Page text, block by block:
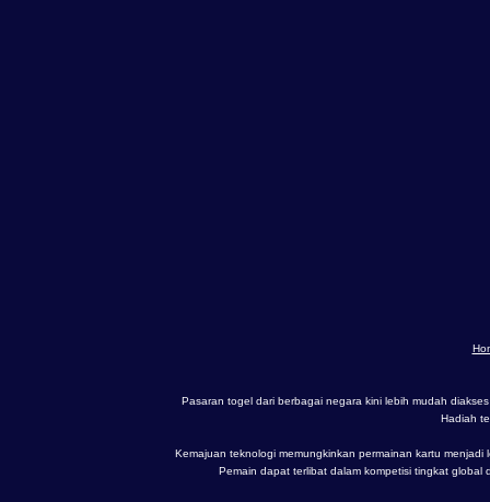
Pasaran togel dari berbagai negara kini lebih mudah
Hadiah
Kemajuan teknologi memungkinkan permainan kartu
Pemain dapat terlibat dalam kompetisi tingkat